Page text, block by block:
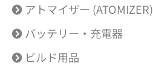
アトマイザー (ATOMIZER)
バッテリー・充電器
ビルド用品